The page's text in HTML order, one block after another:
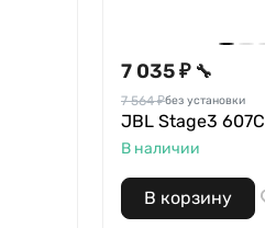
7 035 ₽ 🔧
7 564 ₽без установки
JBL Stage3 607C
В наличии
В корзину